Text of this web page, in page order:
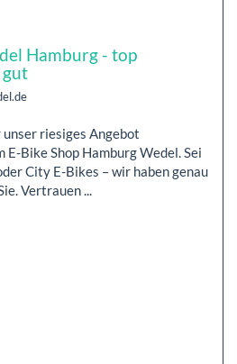
Hamburg - top
gut
riesiges Angebot
Bike Shop Hamburg Wedel. Sei
City E-Bikes – wir haben genau
Vertrauen ...